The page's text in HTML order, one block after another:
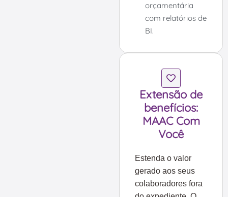
orçamentária
com relatórios de
BI.
Extensão de
benefícios:
MAAC Com
Você
Estenda o valor
gerado aos seus
colaboradores fora